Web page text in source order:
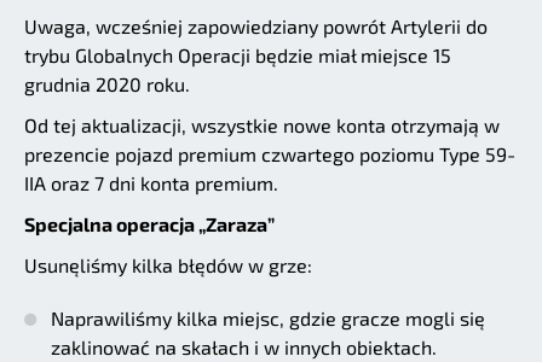
Uwaga, wcześniej zapowiedziany powrót Artylerii do
trybu Globalnych Operacji będzie miał miejsce 15
grudnia 2020 roku.
Od tej aktualizacji, wszystkie nowe konta otrzymają w
prezencie pojazd premium czwartego poziomu Type 59-
IIA oraz 7 dni konta premium.
Specjalna operacja „Zaraza”
Usunęliśmy kilka błędów w grze:
Naprawiliśmy kilka miejsc, gdzie gracze mogli się
zaklinować na skałach i w innych obiektach.